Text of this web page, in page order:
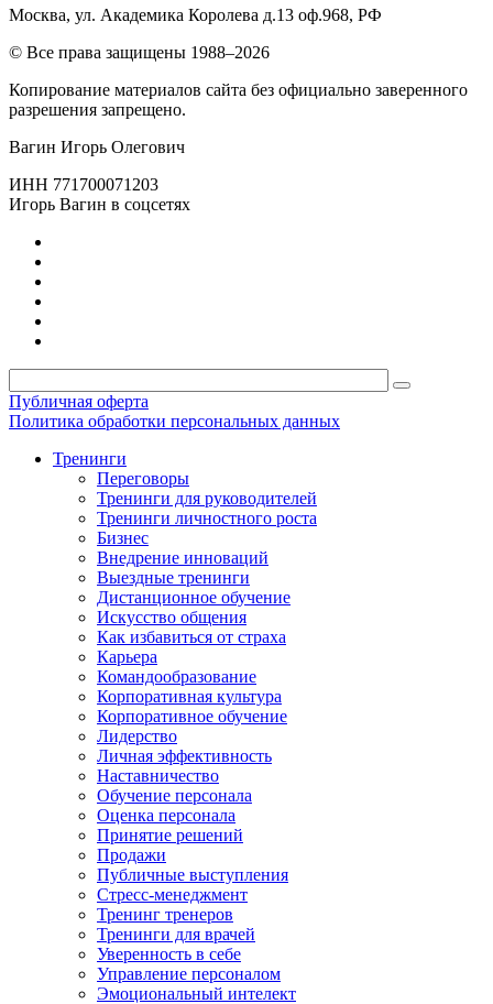
Москва, ул. Академика Королева д.13 оф.968, РФ
© Все права защищены 1988–2026
Копирование материалов сайта без официально заверенного
разрешения запрещено.
Вагин Игорь Олегович
ИНН 771700071203
Игорь Вагин в соцсетях
Публичная оферта
Политика обработки персональных данных
Тренинги
Переговоры
Тренинги для руководителей
Тренинги личностного роста
Бизнес
Внедрение инноваций
Выездные тренинги
Дистанционное обучение
Искусство общения
Как избавиться от страха
Карьера
Командообразование
Корпоративная культура
Корпоративное обучение
Лидерство
Личная эффективность
Наставничество
Обучение персонала
Оценка персонала
Принятие решений
Продажи
Публичные выступления
Стресс-менеджмент
Тренинг тренеров
Тренинги для врачей
Уверенность в себе
Управление персоналом
Эмоциональный интелект